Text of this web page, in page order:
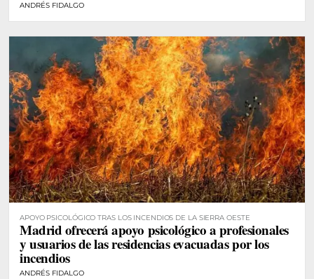
ANDRÉS FIDALGO
APOYO PSICOLÓGICO TRAS LOS INCENDIOS DE LA SIERRA OESTE
Madrid ofrecerá apoyo psicológico a profesionales
y usuarios de las residencias evacuadas por los
incendios
ANDRÉS FIDALGO